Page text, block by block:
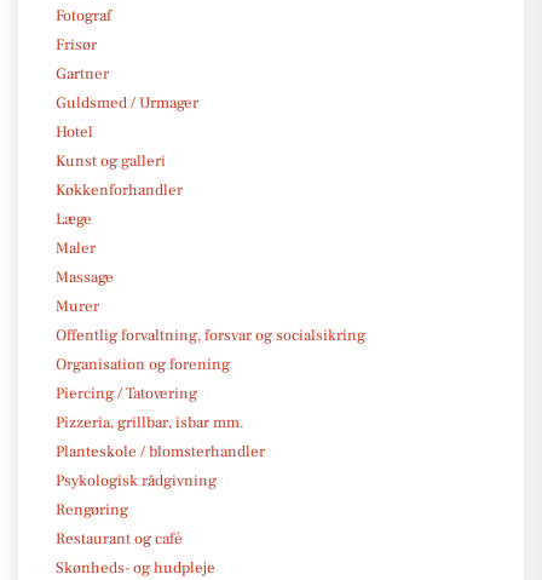
Fotograf
Frisør
Gartner
Guldsmed / Urmager
Hotel
Kunst og galleri
Køkkenforhandler
Læge
Maler
Massage
Murer
Offentlig forvaltning, forsvar og socialsikring
Organisation og forening
Piercing / Tatovering
Pizzeria, grillbar, isbar mm.
Planteskole / blomsterhandler
Psykologisk rådgivning
Rengøring
Restaurant og café
Skønheds- og hudpleje